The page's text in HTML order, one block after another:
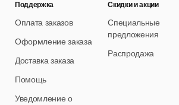
Поддержка
Оплата заказов
Оформление заказа
Доставка заказа
Помощь
Уведомление о
Скидки и акции
Специальные
предложения
Распродажа